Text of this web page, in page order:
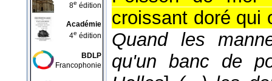
8e édition
Académie
4e édition
BDLP
Francophonie
croissant doré qui
Quand les
qu'un banc de